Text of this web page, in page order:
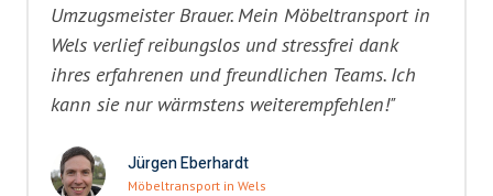
Umzugsmeister Brauer. Mein Möbeltransport in
Wels verlief reibungslos und stressfrei dank
ihres erfahrenen und freundlichen Teams. Ich
kann sie nur wärmstens weiterempfehlen!"
Jürgen Eberhardt
Möbeltransport in Wels